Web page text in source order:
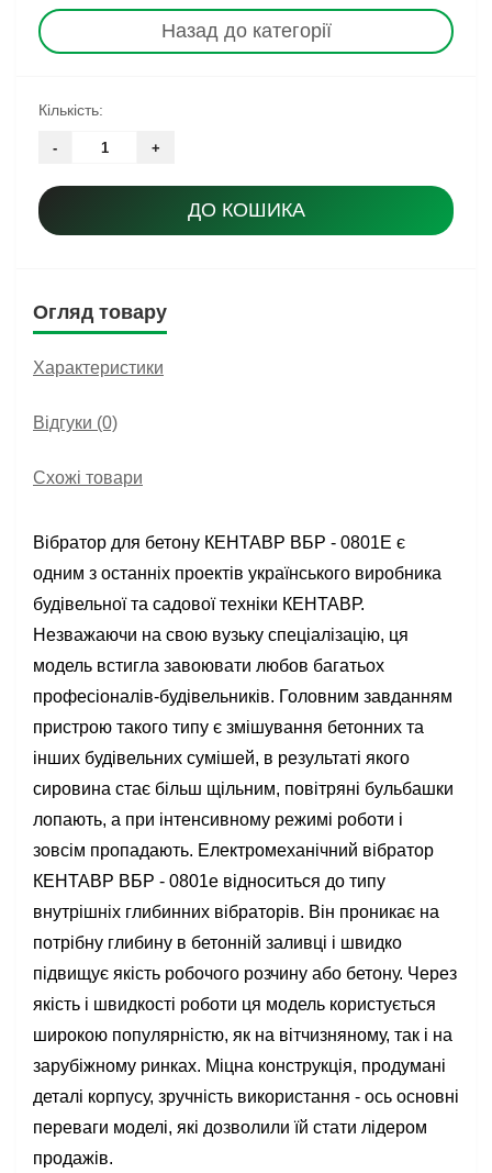
Назад до категорії
Кількість:
- +
ДО КОШИКА
Огляд товару
Характеристики
Відгуки (0)
Схожі товари
Вібратор для бетону КЕНТАВР ВБР - 0801Е є
одним з останніх проектів українського виробника
будівельної та садової техніки КЕНТАВР.
Незважаючи на свою вузьку спеціалізацію, ця
модель встигла завоювати любов багатьох
професіоналів-будівельників. Головним завданням
пристрою такого типу є змішування бетонних та
інших будівельних сумішей, в результаті якого
сировина стає більш щільним, повітряні бульбашки
лопають, а при інтенсивному режимі роботи і
зовсім пропадають. Електромеханічний вібратор
КЕНТАВР ВБР - 0801е відноситься до типу
внутрішніх глибинних вібраторів. Він проникає на
потрібну глибину в бетонній заливці і швидко
підвищує якість робочого розчину або бетону. Через
якість і швидкості роботи ця модель користується
широкою популярністю, як на вітчизняному, так і на
зарубіжному ринках. Міцна конструкція, продумані
деталі корпусу, зручність використання - ось основні
переваги моделі, які дозволили їй стати лідером
продажів.